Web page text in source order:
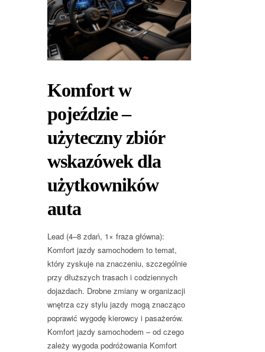
Komfort w
pojeździe –
użyteczny zbiór
wskazówek dla
użytkowników
auta
Lead (4–8 zdań, 1× fraza główna):
Komfort jazdy samochodem to temat,
który zyskuje na znaczeniu, szczególnie
przy dłuższych trasach i codziennych
dojazdach. Drobne zmiany w organizacji
wnętrza czy stylu jazdy mogą znacząco
poprawić wygodę kierowcy i pasażerów.
Komfort jazdy samochodem – od czego
zależy wygoda podróżowania Komfort